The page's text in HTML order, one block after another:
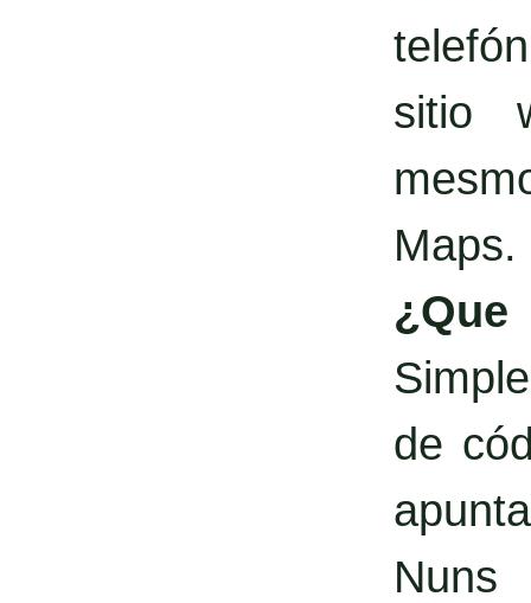
sitio
Maps.
de
Nuns